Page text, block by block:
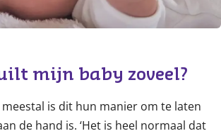
mijn baby zoveel?
meestal is dit hun manier om te laten
de hand is. ‘Het is heel normaal dat